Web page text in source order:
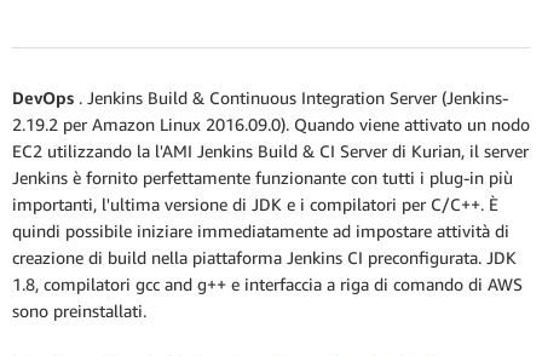
DevOps . Jenkins Build & Continuous Integration Server (Jenkins-
2.19.2 per Amazon Linux 2016.09.0). Quando viene attivato un nodo
EC2 utilizzando la l'AMI Jenkins Build & CI Server di Kurian, il server
Jenkins è fornito perfettamente funzionante con tutti i plug-in più
importanti, l'ultima versione di JDK e i compilatori per C/C++. È
quindi possibile iniziare immediatamente ad impostare attività di
creazione di build nella piattaforma Jenkins CI preconfigurata. JDK
1.8, compilatori gcc and g++ e interfaccia a riga di comando di AWS
sono preinstallati.